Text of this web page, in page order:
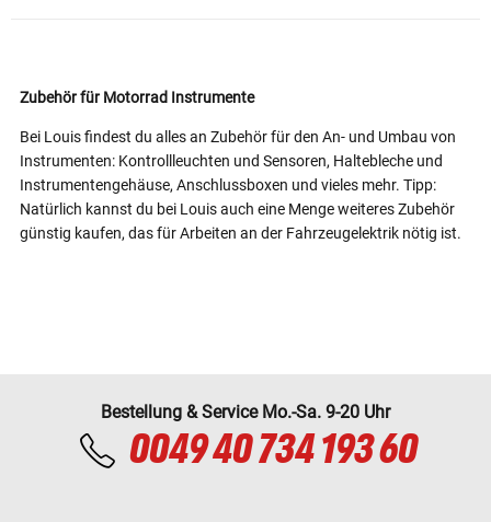
Zubehör für Motorrad Instrumente
Bei Louis findest du alles an Zubehör für den An- und Umbau von
Instrumenten: Kontrollleuchten und Sensoren, Haltebleche und
Instrumentengehäuse, Anschlussboxen und vieles mehr. Tipp:
Natürlich kannst du bei Louis auch eine Menge weiteres Zubehör
günstig kaufen, das für Arbeiten an der Fahrzeugelektrik nötig ist.
Bestellung & Service Mo.-Sa. 9-20 Uhr
0049 40 734 193 60